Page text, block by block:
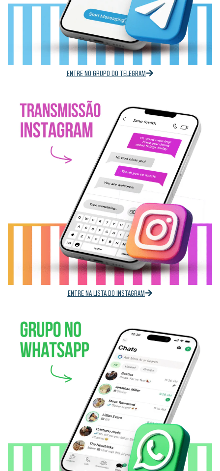
ENTRE NO GRUPO DO TELEGRAM
ENTRE NA LISTA DO INSTAGRAM